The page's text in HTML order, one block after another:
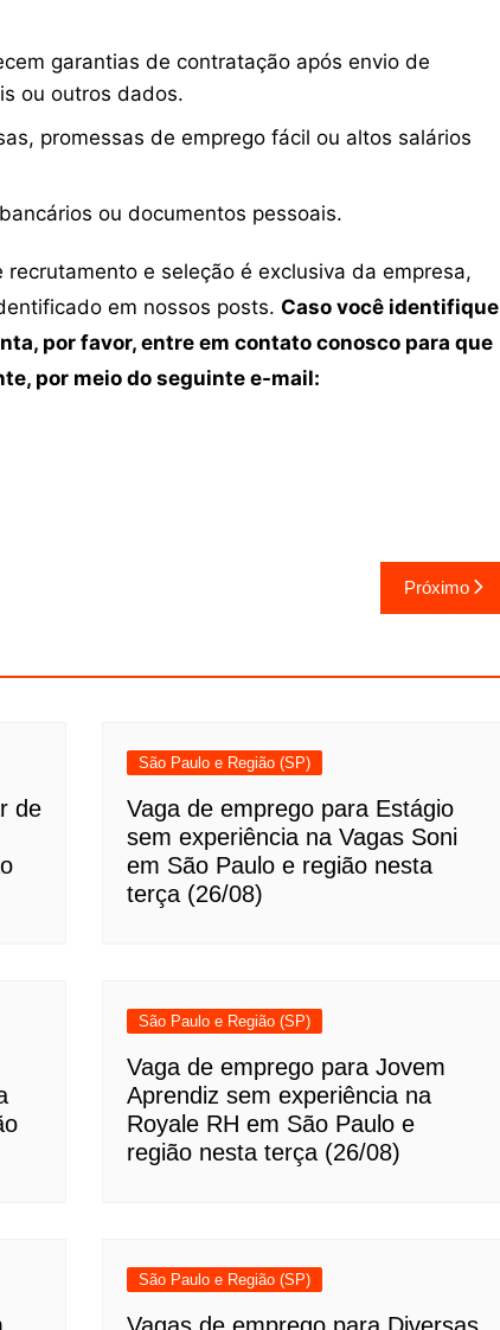
garantias de contratação após envio de
ou outros dados.
promessas de emprego fácil ou altos salários
ou documentos pessoais.
e seleção é exclusiva da empresa,
em nossos posts. Caso você identifique
por favor, entre em contato conosco para que
por meio do seguinte e-mail:
Próximo
de
São Paulo e Região (SP)
Vaga de emprego para Estágio
sem experiência na Vagas Soni
em São Paulo e região nesta
terça (26/08)
São Paulo e Região (SP)
Vaga de emprego para Jovem
Aprendiz sem experiência na
Royale RH em São Paulo e
região nesta terça (26/08)
São Paulo e Região (SP)